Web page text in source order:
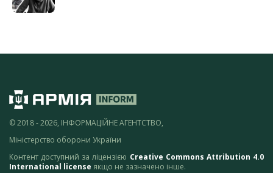
© 2018 - 2026, ІНФОРМАЦІЙНЕ АГЕНТСТВО,
Міністерство оборони України
Контент доступний за ліцензією Creative Commons Attribution 4.0
International license якщо не зазначено інше.